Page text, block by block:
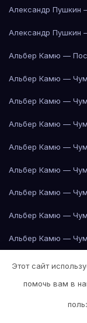
Александр Пушкин
Александр Пушкин
Альбер Камю —
Альбер Камю —
Альбер Камю —
Альбер Камю —
Альбер Камю —
Альбер Камю —
Альбер Камю —
Альбер Камю —
Альбер Камю —
Альбер Камю —
Амстердам
Этот сайт
помочь вам в